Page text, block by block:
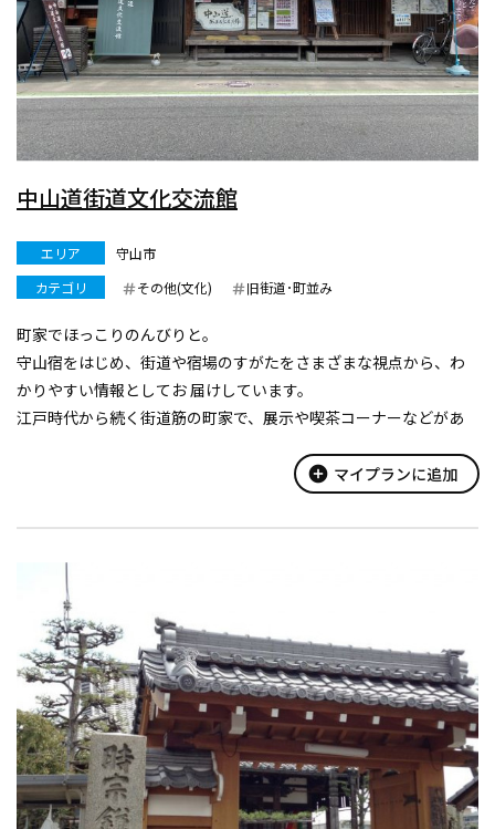
中山道街道文化交流館
エリア
守山市
カテゴリ
その他(文化) 旧街道･町並み
町家でほっこりのんびりと。
守山宿をはじめ、街道や宿場のすがたをさまざまな視点から、わ
かりやすい情報としてお 届けしています。
江戸時代から続く街道筋の町家で、展示や喫茶コーナーなどがあ
add_circle マイプランに追加